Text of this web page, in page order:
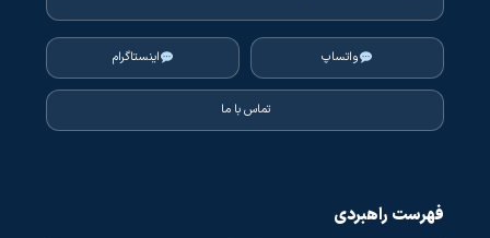
واتساپ اینستاگرام
تماس با ما
فهرست راهبردی